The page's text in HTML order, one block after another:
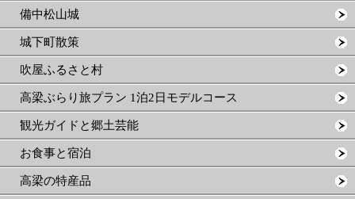
備中松山城
城下町散策
吹屋ふるさと村
高梁ぶらり旅プラン 1泊2日モデルコース
観光ガイドと郷土芸能
お食事と宿泊
高梁の特産品